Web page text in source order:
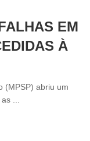
EM
À
(MPSP) abriu um
...